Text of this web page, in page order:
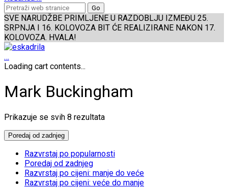
SVE NARUDŽBE PRIMLJENE U RAZDOBLJU IZMEĐU 25.
SRPNJA I 16. KOLOVOZA BIT ĆE REALIZIRANE NAKON 17.
KOLOVOZA. HVALA!
…
Loading cart contents...
Mark Buckingham
Prikazuje se svih 8 rezultataPoredano
Poredaj od zadnjeg
Razvrstaj po popularnosti
Poredaj od zadnjeg
Razvrstaj po cijeni: manje do veće
Razvrstaj po cijeni: veće do manje